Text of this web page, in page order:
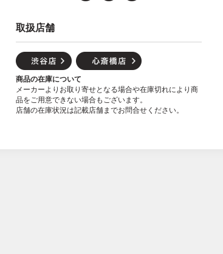
取扱店舗
商品の在庫について
メーカーよりお取り寄せとなる場合や在庫切れにより商
品をご用意できない場合もございます。
店舗の在庫状況は記載店舗までお問合せください。